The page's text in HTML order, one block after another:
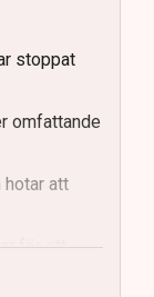
stoppat
omfattande
att
för ett